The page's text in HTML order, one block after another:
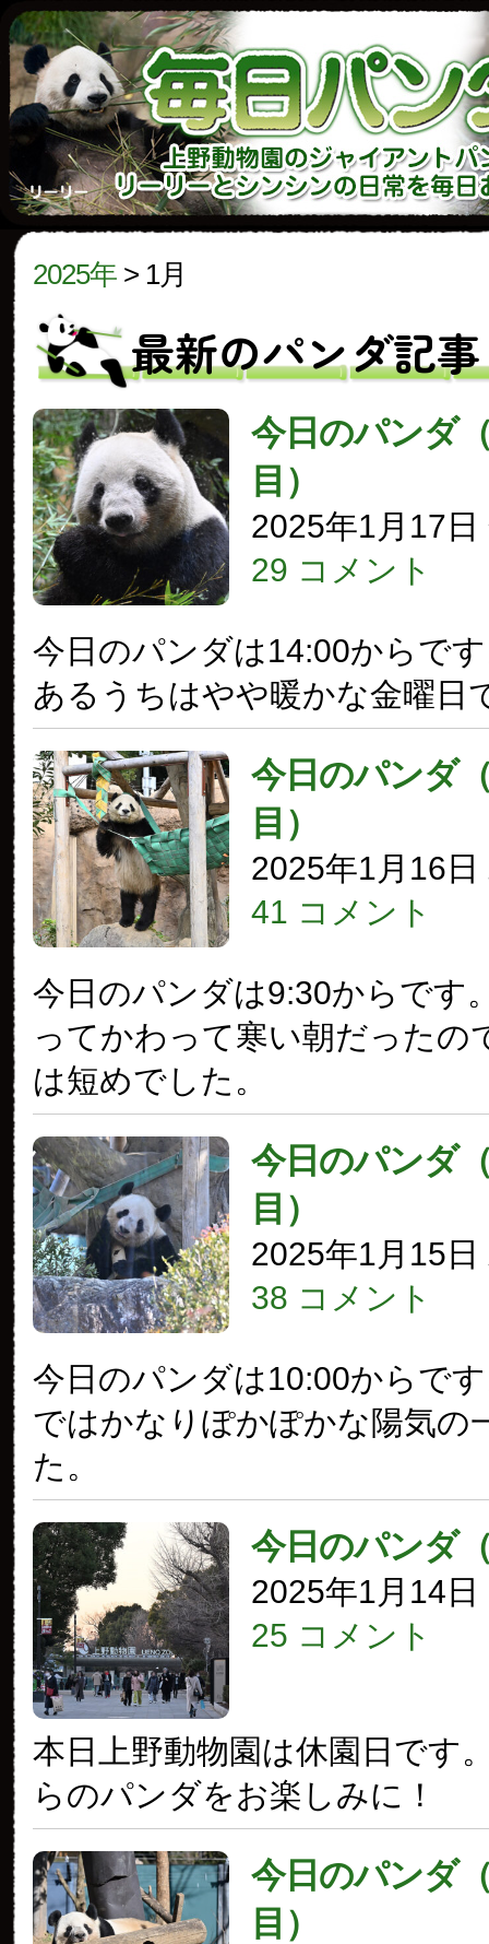
2025年 > 1月
最新のパンダ記事
今日のパンダ
目）
2025年1月17日
29 コメント
今日のパンダは14:00からで
あるうちはやや暖かな金曜日
今日のパンダ
目）
2025年1月16日
41 コメント
今日のパンダは9:30からです
ってかわって寒い朝だったの
は短めでした。
今日のパンダ
目）
2025年1月15日
38 コメント
今日のパンダは10:00からで
ではかなりぽかぽかな陽気の
た。
今日のパンダ
2025年1月14日
25 コメント
本日上野動物園は休園日です
らのパンダをお楽しみに！
今日のパンダ
目）